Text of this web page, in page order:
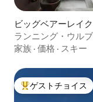
ビッグベアーレイ
ランニング・ウル
スパ、ペット
家族 · 価格 · スキー
大好評のゲストチ
ゲストチョイス